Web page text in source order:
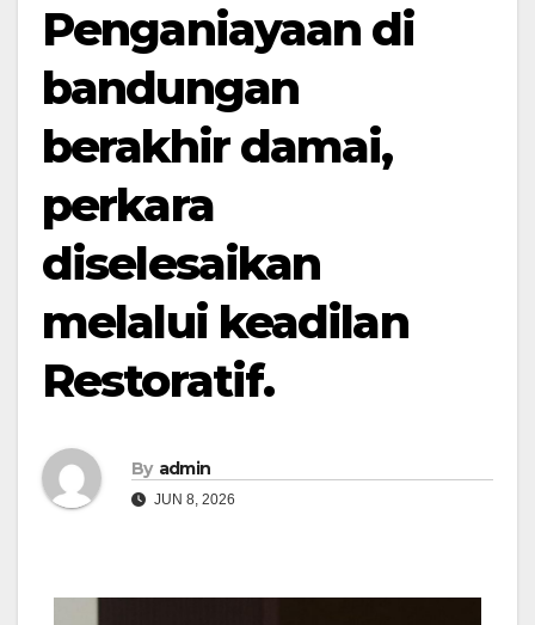
Penganiayaan di
bandungan
berakhir damai,
perkara
diselesaikan
melalui keadilan
Restoratif.
By admin
JUN 8, 2026